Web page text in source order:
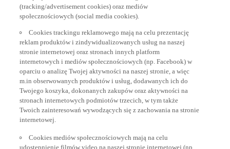
społecznościowych (social media cookies).
reklam produktów i zindywidualizowanych usług na naszej
stronie internetowej oraz stronach innych platform
internetowych i mediów społecznościowych (np. Facebook) w
oparciu o analizę Twojej aktywności na naszej stronie, a więc
m.in obserwowanych produktów i usług, dodawanych ich do
Twojego koszyka, dokonanych zakupów oraz aktywności na
stronach internetowych podmiotów trzecich, w tym także
Twoich zainteresowań wywodzących się z zachowania na stronie
internetowej.
udostepnienie filmów video na naszej stronie internetowej (np.